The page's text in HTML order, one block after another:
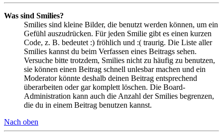
Was sind Smilies?
Smilies sind kleine Bilder, die benutzt werden können, um ein
Gefühl auszudrücken. Für jeden Smilie gibt es einen kurzen
Code, z. B. bedeutet :) fröhlich und :( traurig. Die Liste aller
Smilies kannst du beim Verfassen eines Beitrags sehen.
Versuche bitte trotzdem, Smilies nicht zu häufig zu benutzen,
sie können einen Beitrag schnell unlesbar machen und ein
Moderator könnte deshalb deinen Beitrag entsprechend
überarbeiten oder gar komplett löschen. Die Board-
Administration kann auch die Anzahl der Smilies begrenzen,
die du in einem Beitrag benutzen kannst.
Nach oben